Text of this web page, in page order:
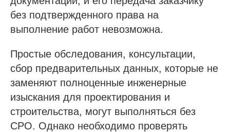
без подтвержденного права на
выполнение работ невозможна.
Простые обследования, консультации,
сбор предварительных данных, которые не
заменяют полноценные инженерные
изыскания для проектирования и
строительства, могут выполняться без
СРО. Однако необходимо проверять